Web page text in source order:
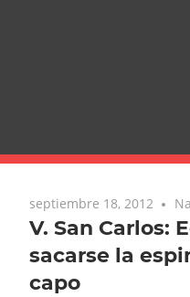
septiembre 18, 2012
V. San Carlos:
sacarse la
capo